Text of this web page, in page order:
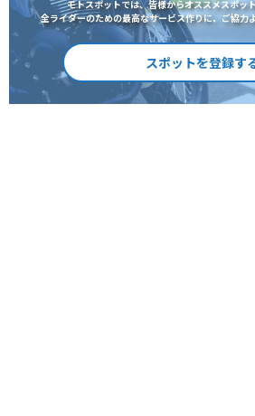
モトスポットでは、皆様からオススメスポッ
全ライダーのための最高なサービス作りに、ご協力
スポットを登録す